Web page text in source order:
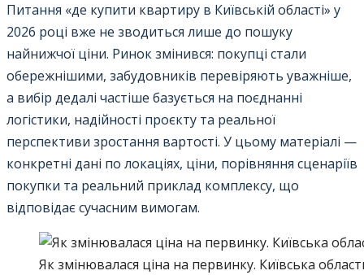
Питання «де купити квартиру в Київській області» у
2026 році вже не зводиться лише до пошуку
найнижчої ціни. Ринок змінився: покупці стали
обережнішими, забудовників перевіряють уважніше,
а вибір дедалі частіше базується на поєднанні
логістики, надійності проєкту та реальної
перспективи зростання вартості. У цьому матеріалі —
конкретні дані по локаціях, ціни, порівняння сценаріїв
покупки та реальний приклад комплексу, що
відповідає сучасним вимогам.
Як змінювалася ціна на первинку. Київська